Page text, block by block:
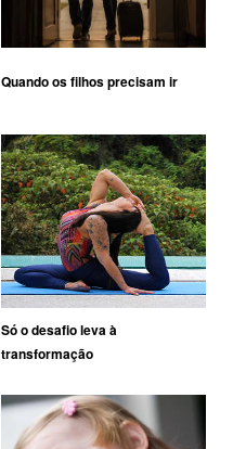
Quando os filhos precisam ir
Só o desafio leva à
transformação